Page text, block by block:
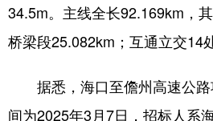
34.5m。主线全长92.169km，
桥梁段25.082km；互通立交14处
据悉，海口至儋州高速公路
间为2025年3月7日，招标人系